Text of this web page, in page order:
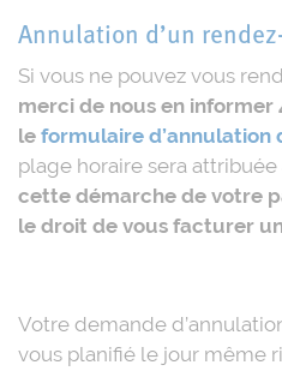
Annulation d’un
Si vous ne pouvez vous
merci de nous en informer
le formulaire d’annulation
plage horaire sera
cette démarche de votre
le droit de vous facturer
Votre demande
vous planifié le jour même